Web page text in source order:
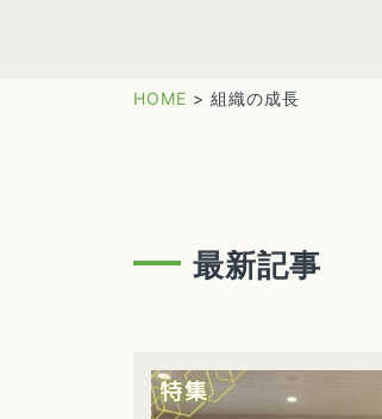
HOME > 組織の成長
最新記事